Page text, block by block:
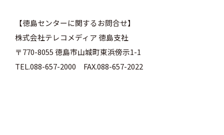
【徳島センターに関するお問合せ】
株式会社テレコメディア 徳島支社
〒770-8055 徳島市山城町東浜傍示1-1
TEL.088-657-2000 FAX.088-657-2022